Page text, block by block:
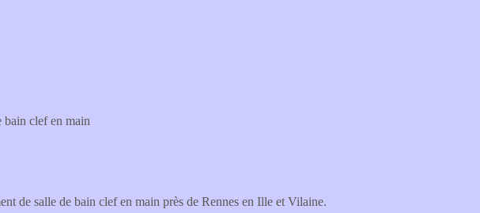
bain clef en main
de salle de bain clef en main près de Rennes en Ille et Vilaine.